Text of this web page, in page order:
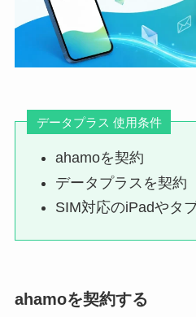
データプラス 使用条件
ahamoを契約
データプラスを契約
SIM対応のiPadやタ
ahamoを契約する